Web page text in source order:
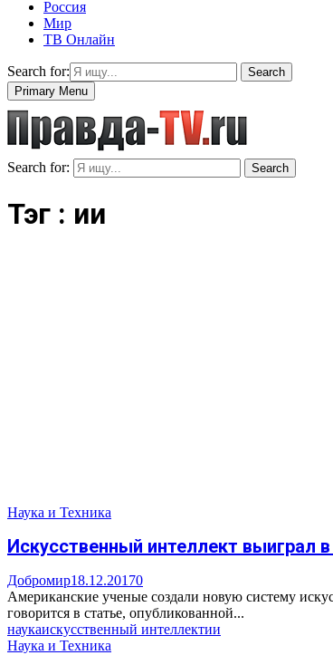
Россия
Мир
ТВ Онлайн
Search for:
Search
Primary Menu
Search for: Search
Тэг : ии
Наука и Техника
Искусственный интеллект выиграл
Добромир18.12.20170
Американские ученые создали новую систему
говорится в статье, опубликованной...
наукаискусственный интеллектии
Наука и Техника